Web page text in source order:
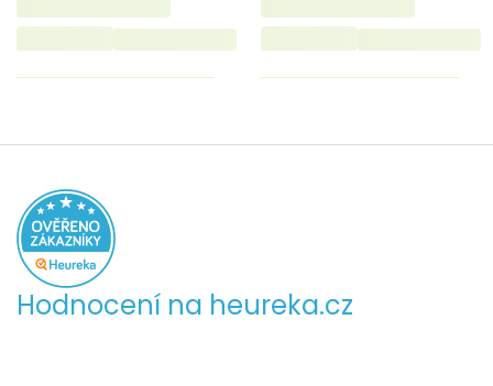
Hodnocení na heureka.cz